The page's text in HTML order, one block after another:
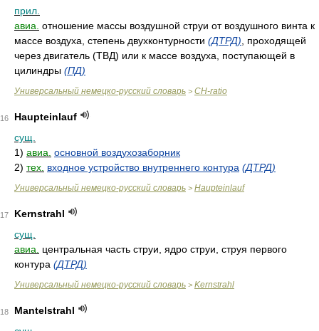
прил.
авиа. отношение массы воздушной струи от воздушного винта к
массе воздуха, степень двухконтурности (ДТРД) , проходящей
через двигатель (ТВД) или к массе воздуха, поступающей в
цилиндры (ПД)
Универсальный немецко-русский словарь > CH-ratio
16
Haupteinlauf
сущ.
1) авиа. основной воздухозаборник
2) тех. входное устройство внутреннего контура (ДТРД)
Универсальный немецко-русский словарь > Haupteinlauf
17
Kernstrahl
сущ.
авиа.
центральная часть струи, ядро струи, струя первого
контура (ДТРД)
Универсальный немецко-русский словарь > Kernstrahl
18
Mantelstrahl